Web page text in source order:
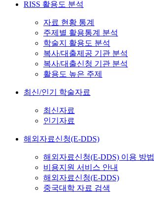
RISS 활용도 분석
자료 현황 통계
주제별 활용통계 분석
학술지 활용도 분석
복사/대출제공 기관 분석
복사/대출신청 기관 분석
활용도 높은 주제
최신/인기 학술자료
최신자료
인기자료
해외자료신청(E-DDS)
해외자료신청(E-DDS) 이용 방법
비용지원 서비스 안내
해외자료신청(E-DDS)
중국대학 자료 검색